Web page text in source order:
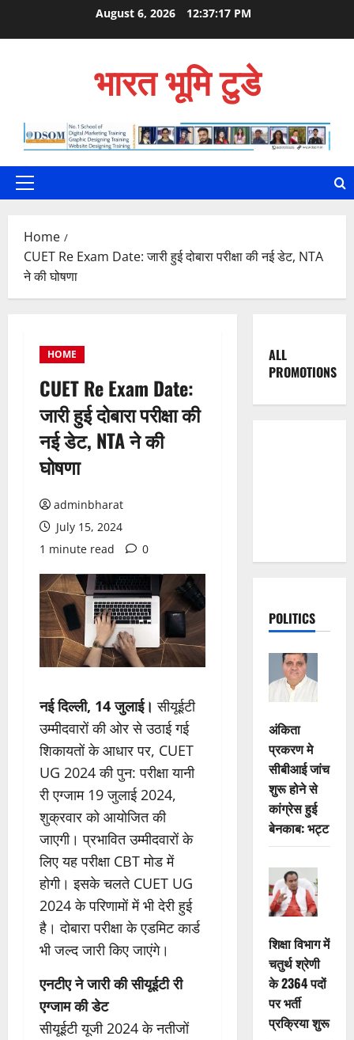
August 6, 2026 12:37:18 PM
भारत भूमि टुडे
Primary
Home
CUET Re Exam Date: जारी हुई दोबारा परीक्षा की नई डेट, NTA
ने की घोषणा
HOME
CUET Re Exam Date:
जारी हुई दोबारा परीक्षा की
नई डेट, NTA ने की
घोषणा
adminbharat
July 15, 2024
1 minute read
0
नई दिल्ली, 14 जुलाई। सीयूईटी
उम्मीदवारों की ओर से उठाई गई
शिकायतों के आधार पर, CUET
UG 2024 की पुन: परीक्षा यानी
री एग्जाम 19 जुलाई 2024,
शुक्रवार को आयोजित की
जाएगी। प्रभावित उम्मीदवारों के
लिए यह परीक्षा CBT मोड में
होगी। इसके चलते CUET UG
2024 के परिणामों में भी देरी हुई
है। दोबारा परीक्षा के एडमिट कार्ड
भी जल्द जारी किए जाएंगे।
एनटीए ने जारी की सीयूईटी री
एग्जाम की डेट
सीयूईटी यूजी 2024 के नतीजों
ALL
PROMOTIONS
POLITICS
अंकिता
प्रकरण मे
सीबीआई जांच
शुरू होने से
कांग्रेस हुई
बेनकाब: भट्ट
शिक्षा विभाग में
चतुर्थ श्रेणी
के 2364 पदों
पर भर्ती
प्रक्रिया शुरू